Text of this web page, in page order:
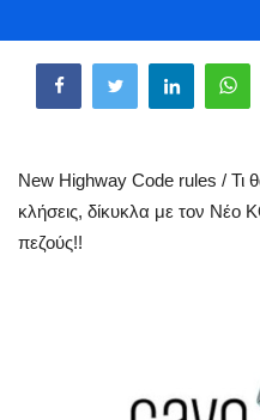
Arts & Culture
Sport
New Highway Code rules / Τι
κλήσεις, δίκυκλα με τον Νέο
πεζούς!!